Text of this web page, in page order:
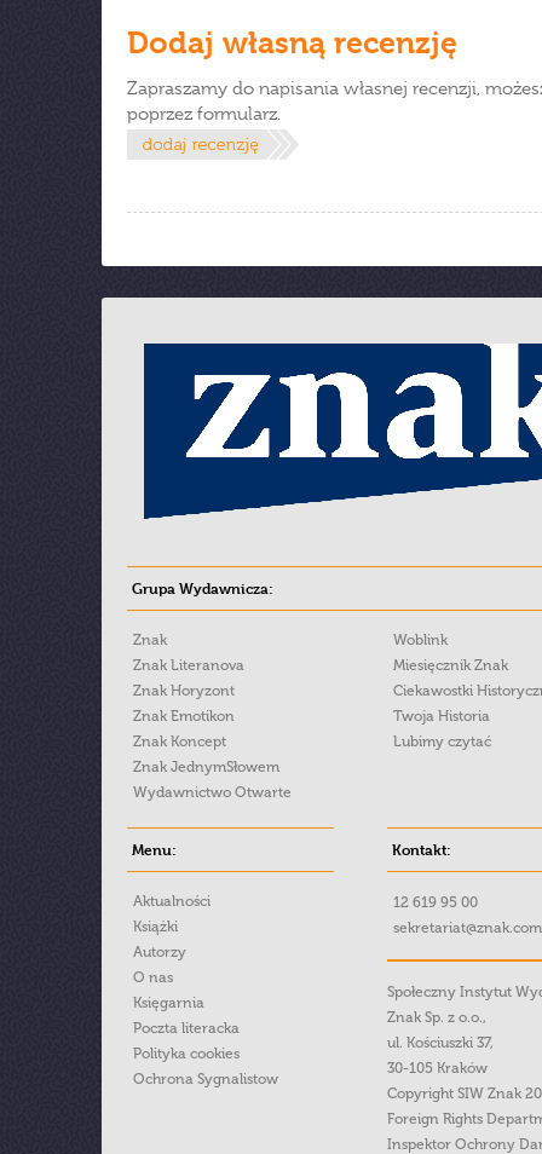
Dodaj własną recenzję
Zapraszamy do napisania własnej recenzji,
poprzez formularz.
Grupa Wydawnicza:
Znak
Znak Literanova
Znak Horyzont
Znak Emotikon
Znak Koncept
Znak JednymSłowem
Wydawnictwo Otwarte
Woblink
Miesięcznik Znak
Ciekawostki
Twoja Historia
Lubimy czytać
Menu:
Aktualności
Książki
Autorzy
O nas
Księgarnia
Poczta literacka
Polityka cookies
Ochrona Sygnalistow
Kontakt:
12 619 95 00
Społeczny Instytut
Znak Sp. z o.o.,
ul. Kościuszki 37,
30-105 Kraków
Copyright SIW Znak
Foreign Rights
Inspektor Ochrony